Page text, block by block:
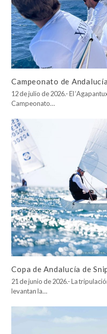
Campeonato de
12 de julio de 2026.- El
Campeonato…
Copa de Andalucía de
21 de junio de 2026.- La
levantan la…